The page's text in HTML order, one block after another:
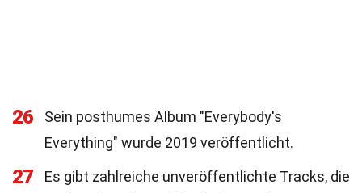
26
Sein posthumes Album "Everybody's
Everything" wurde 2019 veröffentlicht.
27
Es gibt zahlreiche unveröffentlichte Tracks, die